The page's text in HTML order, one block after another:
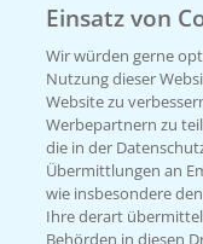
Beratung
T.+49
KONTAKT
Hilfe in
T.+49
Einsatz von
Wir würden gerne
Nutzung dieser
Website zu
Werbepartnern zu
die in der
Übermittlungen an
wie insbesondere
Ihre derart
Behörden in diesen